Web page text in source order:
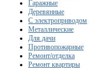
Гаражные
Деревянные
С электроприводом
Металлические
Для дачи
Противопожарные
Ремонт/отделка
Ремонт квартиры